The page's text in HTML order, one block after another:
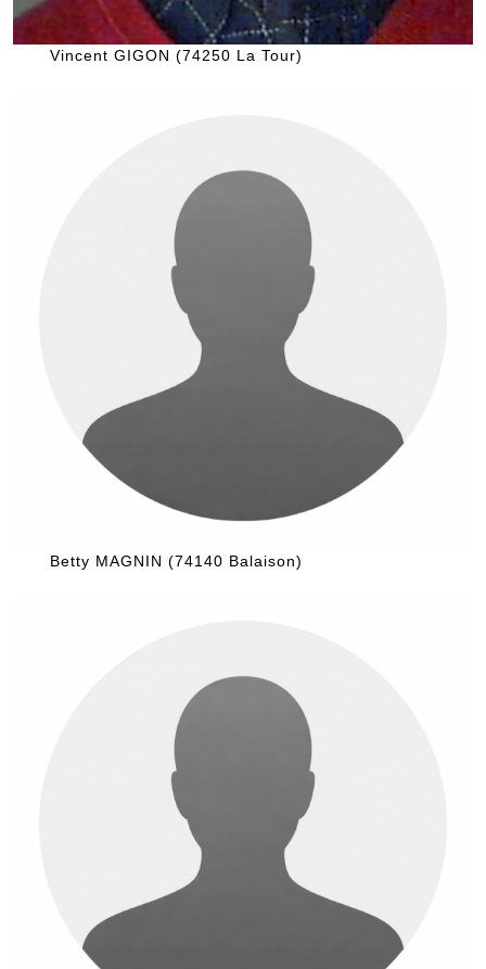
Vincent GIGON (74250 La Tour)
Betty MAGNIN (74140 Balaison)